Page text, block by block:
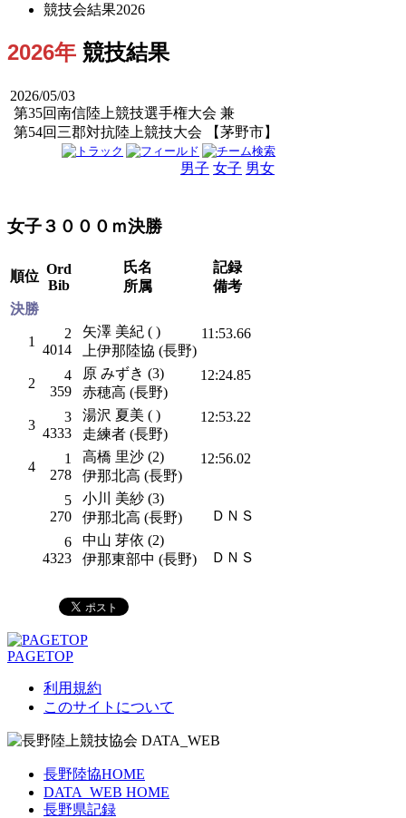
競技会結果2026
2026年 競技結果
2026/05/03
第35回南信陸上競技選手権大会 兼
第54回三郡対抗陸上競技大会 【茅野市】
男子 女子 男女
女子３０００ｍ決勝
順位 Ord
Bib
氏名
所属
記録
備考
決勝
1
2
4014
矢澤 美紀 ( )
上伊那陸協 (長野)
11:53.66
2
4
359
原 みずき (3)
赤穂高 (長野)
12:24.85
3
3
4333
湯沢 夏美 ( )
走練者 (長野)
12:53.22
4
1
278
高橋 里沙 (2)
伊那北高 (長野)
12:56.02
5
270
小川 美紗 (3)
伊那北高 (長野)
ＤＮＳ
6
4323
中山 芽依 (2)
伊那東部中 (長野)
ＤＮＳ
PAGETOP
利用規約
このサイトについて
長野陸協HOME
DATA_WEB HOME
長野県記録